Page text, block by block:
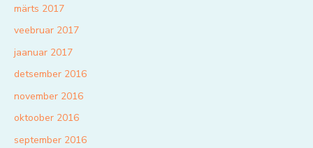
märts 2017
veebruar 2017
jaanuar 2017
detsember 2016
november 2016
oktoober 2016
september 2016